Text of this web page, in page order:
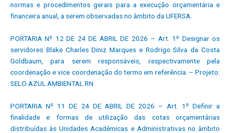
normas e procedimentos gerais para a execução orçamentária e
financeira anual, a serem observadas no âmbito da UFERSA.
PORTARIA Nº 12 DE 24 DE ABRIL DE 2026 – Art. 1º Designar os
servidores Blake Charles Diniz Marques e Rodrigo Silva da Costa
Goldbaum, para serem responsáveis, respectivamente pela
coordenação e vice coordenação do termo em referência. – Projeto:
SELO AZUL AMBIENTAL RN
PORTARIA Nº 11 DE 24 DE ABRIL DE 2026 – Art. 1º Definir a
finalidade e formas de utilização das cotas orçamentárias
distribuídas às Unidades Acadêmicas e Administrativas no âmbito